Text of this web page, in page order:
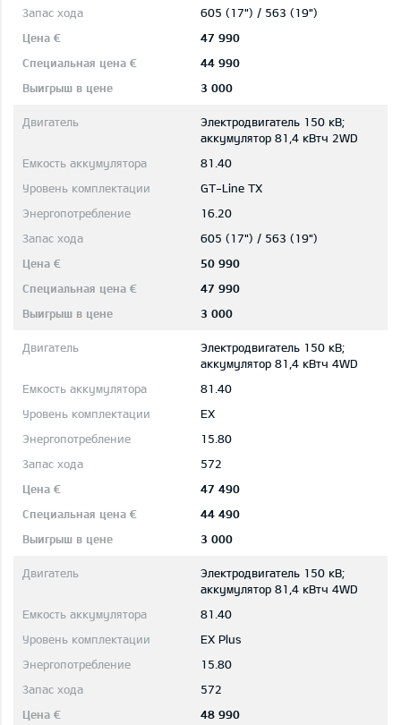
605 (17") / 563 (19")
47 990
44 990
3 000
Электродвигатель 150 кВ;
aккумулятор 81,4 кВтч 2WD
81.40
GT-Line TX
16.20
605 (17") / 563 (19")
50 990
47 990
3 000
Электродвигатель 150 кВ;
aккумулятор 81,4 кВтч 4WD
81.40
EX
15.80
572
47 490
44 490
3 000
Электродвигатель 150 кВ;
aккумулятор 81,4 кВтч 4WD
81.40
EX Plus
15.80
572
48 990